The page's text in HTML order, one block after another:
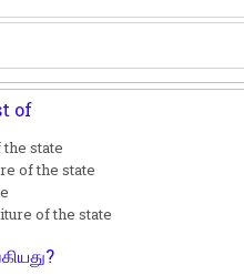
of
state
of the state
of the state